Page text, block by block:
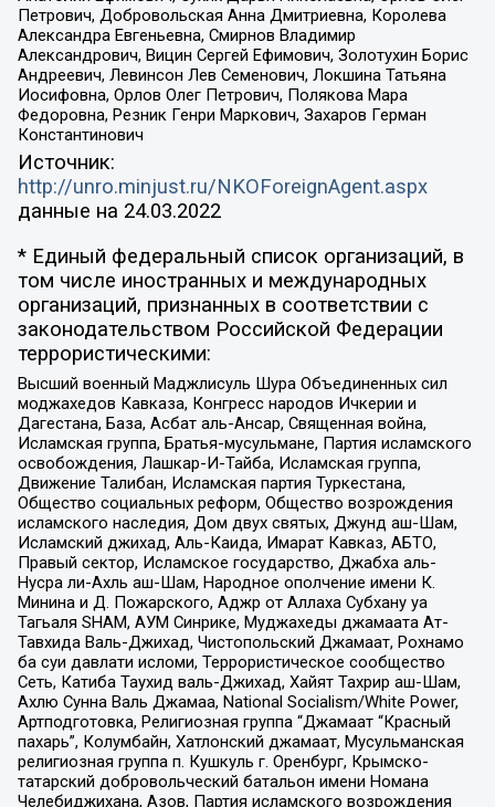
Петрович, Добровольская Анна Дмитриевна, Королева
Александра Евгеньевна, Смирнов Владимир
Александрович, Вицин Сергей Ефимович, Золотухин Борис
Андреевич, Левинсон Лев Семенович, Локшина Татьяна
Иосифовна, Орлов Олег Петрович, Полякова Мара
Федоровна, Резник Генри Маркович, Захаров Герман
Константинович
Источник:
http://unro.minjust.ru/NKOForeignAgent.aspx
данные на 24.03.2022
* Единый федеральный список организаций, в
том числе иностранных и международных
организаций, признанных в соответствии с
законодательством Российской Федерации
террористическими:
Высший военный Маджлисуль Шура Объединенных сил
моджахедов Кавказа, Конгресс народов Ичкерии и
Дагестана, База, Асбат аль-Ансар, Священная война,
Исламская группа, Братья-мусульмане, Партия исламского
освобождения, Лашкар-И-Тайба, Исламская группа,
Движение Талибан, Исламская партия Туркестана,
Общество социальных реформ, Общество возрождения
исламского наследия, Дом двух святых, Джунд аш-Шам,
Исламский джихад, Аль-Каида, Имарат Кавказ, АБТО,
Правый сектор, Исламское государство, Джабха аль-
Нусра ли-Ахль аш-Шам, Народное ополчение имени К.
Минина и Д. Пожарского, Аджр от Аллаха Субхану уа
Тагьаля SHAM, АУМ Синрике, Муджахеды джамаата Ат-
Тавхида Валь-Джихад, Чистопольский Джамаат, Рохнамо
ба суи давлати исломи, Террористическое сообщество
Сеть, Катиба Таухид валь-Джихад, Хайят Тахрир аш-Шам,
Ахлю Сунна Валь Джамаа, National Socialism/White Power,
Артподготовка, Религиозная группа “Джамаат “Красный
пахарь”, Колумбайн, Хатлонский джамаат, Мусульманская
религиозная группа п. Кушкуль г. Оренбург, Крымско-
татарский добровольческий батальон имени Номана
Челебиджихана, Азов, Партия исламского возрождения